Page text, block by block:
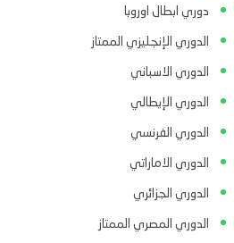
دوري ابطال اوروبا
الدوري الإنجليزي الممتاز
الدوري الاسباني
الدوري الإيطالي
الدوري الفرنسي
الدوري الاماراتي
الدوري الجزائري
الدوري المصري الممتاز